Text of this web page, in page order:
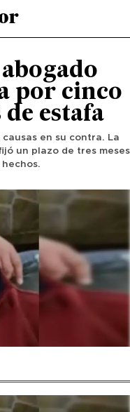
por cinco
estafa
en su contra. La
un plazo de tres meses